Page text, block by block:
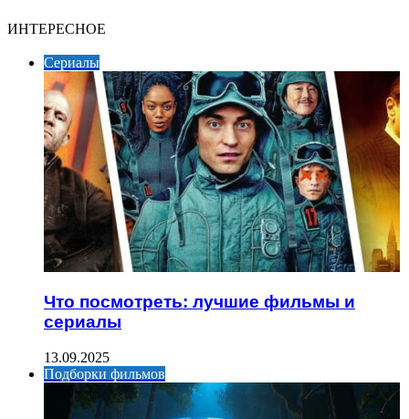
ИНТЕРЕСНОЕ
Сериалы
Что посмотреть: лучшие фильмы и
сериалы
13.09.2025
Подборки фильмов